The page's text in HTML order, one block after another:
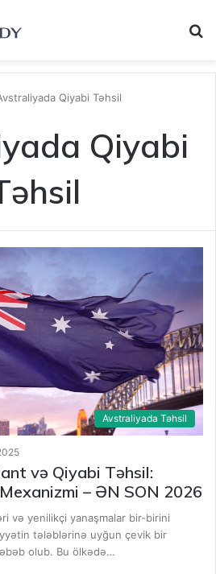
Qiyabi Təhsil
Qiyabi
Avstraliyada Təhsil
və Qiyabi Təhsil:
– ƏN SON 2026
və yenilikçi yanaşmalar bir-birini
tələblərinə uyğun çevik bir
olub. Bu ölkədə…